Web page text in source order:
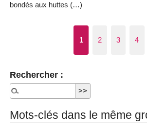
bondés aux huttes (…)
1 2 3 4
Rechercher :
Mots-clés dans le même